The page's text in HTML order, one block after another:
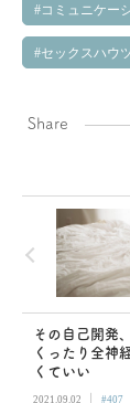
コミュニケー
セックスハウ
Share
その自己開発
くったり全神
くていい
2021.09.02 | #407